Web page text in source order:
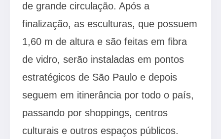
de grande circulação. Após a
finalização, as esculturas, que possuem
1,60 m de altura e são feitas em fibra
de vidro, serão instaladas em pontos
estratégicos de São Paulo e depois
seguem em itinerância por todo o país,
passando por shoppings, centros
culturais e outros espaços públicos.